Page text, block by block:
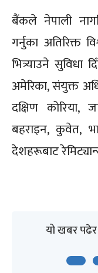
बैंकले नेपाली
गर्नुका अतिरिक्त
भित्र्याउने
अमेरिका, संयुक्त
दक्षिण कोरिया,
बहराइन, कुवेत,
देशहरूबाट
यो खबर